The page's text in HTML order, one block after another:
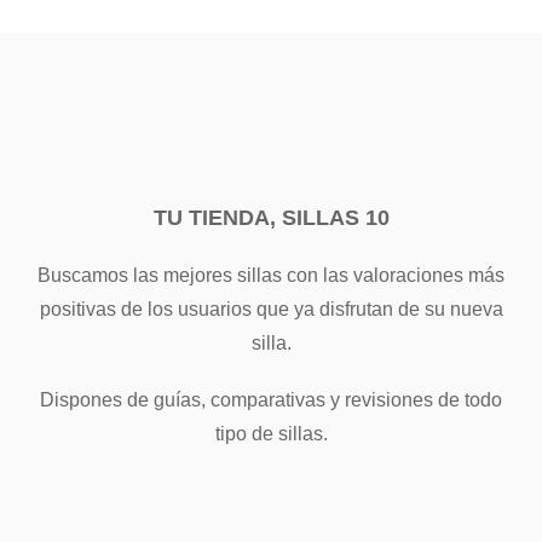
TU TIENDA, SILLAS 10
Buscamos las mejores sillas con las valoraciones más
positivas de los usuarios que ya disfrutan de su nueva
silla.
Dispones de guías, comparativas y revisiones de todo
tipo de sillas.